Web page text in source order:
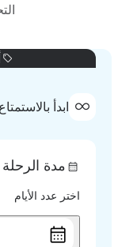
التحقق
أيام
ابدأ بالاستمتاع
مدة الرحلة
اختر عدد الأيام